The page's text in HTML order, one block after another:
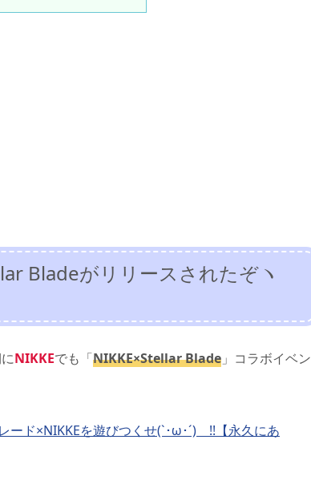
Bladeがリリースされたぞヽ
NIKKEでも「NIKKE×Stellar Blade 」コラボイベン
ード×NIKKEを遊びつくせ(`･ω･´)ゞ!!【永久にあ